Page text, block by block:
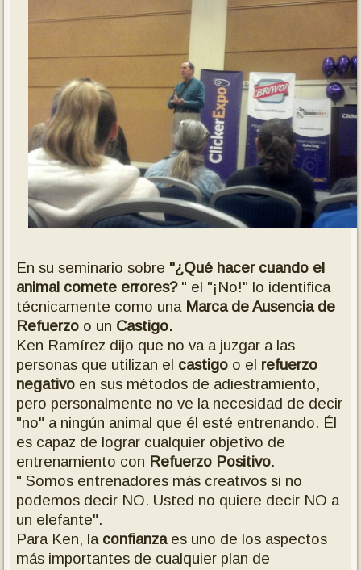
En su seminario sobre "¿Qué hacer cuando el
animal comete errores?" el "¡No!" lo identifica
técnicamente como una Marca de Ausencia de
Refuerzo o un Castigo.
Ken Ramírez dijo que no va a juzgar a las
personas que utilizan el castigo o el refuerzo
negativo en sus métodos de adiestramiento,
pero personalmente no ve la necesidad de decir
"no" a ningún animal que él esté entrenando. Él
es capaz de lograr cualquier objetivo de
entrenamiento con Refuerzo Positivo.
" Somos entrenadores más creativos si no
podemos decir NO. Usted no quiere decir NO a
un elefante".
Para Ken, la confianzaes uno de los aspectos
más importantes de cualquier plan de